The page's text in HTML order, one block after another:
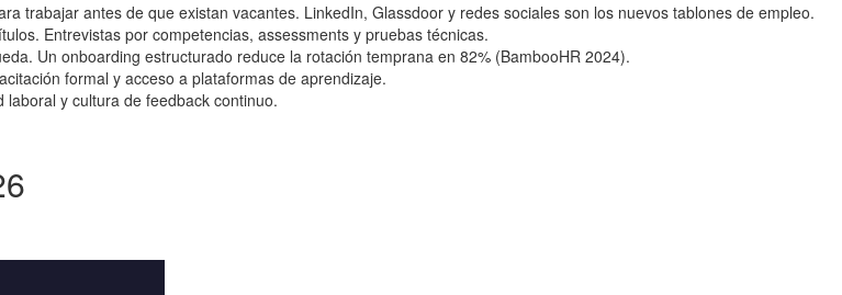
trabajar antes de que existan vacantes. LinkedIn, Glassdoor y redes sociales son los nuevos tablones de empleo.
Entrevistas por competencias, assessments y pruebas técnicas.
Un onboarding estructurado reduce la rotación temprana en 82% (BambooHR 2024).
formal y acceso a plataformas de aprendizaje.
y cultura de feedback continuo.